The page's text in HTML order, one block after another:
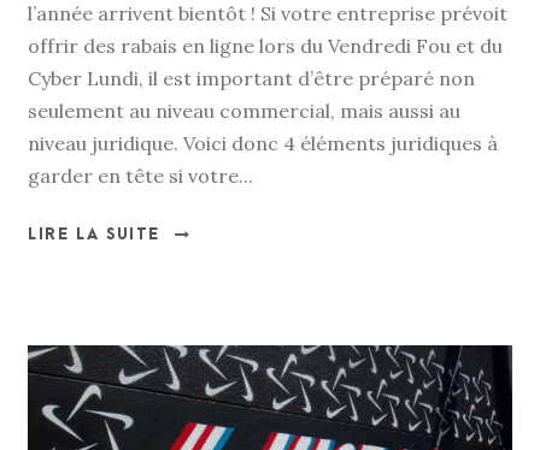
l’année arrivent bientôt ! Si votre entreprise prévoit
offrir des rabais en ligne lors du Vendredi Fou et du
Cyber Lundi, il est important d’être préparé non
seulement au niveau commercial, mais aussi au
niveau juridique. Voici donc 4 éléments juridiques à
garder en tête si votre...
LIRE LA SUITE